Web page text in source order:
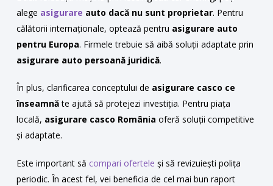
alege asigurare auto dacă nu sunt proprietar. Pentru
călătorii internaționale, optează pentru asigurare auto
pentru Europa. Firmele trebuie să aibă soluții adaptate prin
asigurare auto persoană juridică.
În plus, clarificarea conceptului de asigurare casco ce
înseamnăte ajută să protejezi investiția. Pentru piața
locală, asigurare casco România oferă soluții competitive
și adaptate.
Este important să compari ofertele și să revizuiești polița
periodic. În acest fel, vei beneficia de cel mai bun raport